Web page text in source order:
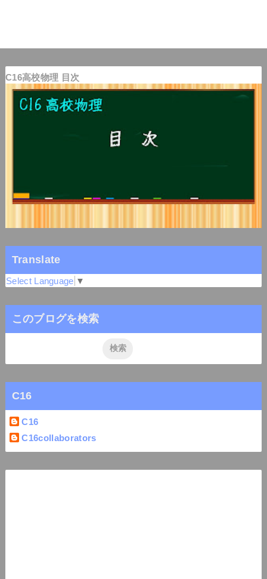
C16高校物理 目次
Translate
Select Language ▼
このブログを検索
C16
C16
C16collaborators